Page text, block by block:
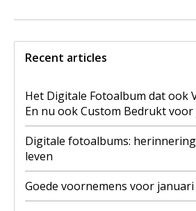
Recent articles
Het Digitale Fotoalbum dat ook
En nu ook Custom Bedrukt
Digitale fotoalbums:
leven
Goede voornemens voor januari